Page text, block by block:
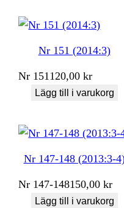
Nr 151 (2014:3)
Nr 151120,00kr
Lägg till i varukorg
Nr 147-148 (2013:3-
Nr 147-148150,00kr
Lägg till i varukorg